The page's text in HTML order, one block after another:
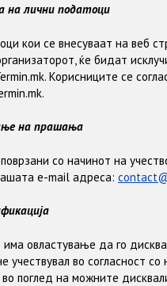
лични податоци
кои се внесуваат на веб
ќе бидат
Корисниците се
на прашања
со начинот на
е-mail адреса:
овластување да го
учествувал во согласност
поглед на можните